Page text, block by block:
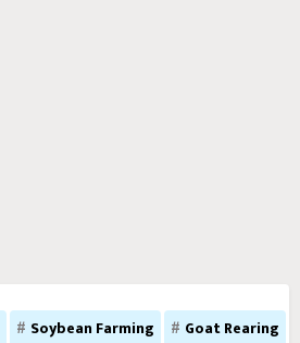
Soybean Farming
Goat Rearing